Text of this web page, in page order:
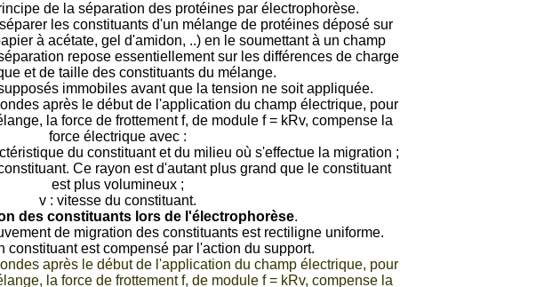
de la séparation des protéines par électrophorèse.
les constituants d'un mélange de protéines déposé sur
à acétate, gel d'amidon, ..) en le soumettant à un champ
repose essentiellement sur les différences de charge
et de taille des constituants du mélange.
immobiles avant que la tension ne soit appliquée.
après le début de l'application du champ électrique, pour
la force de frottement f, de module f = kRv, compense la
force électrique avec :
du constituant et du milieu où s'effectue la migration ;
Ce rayon est d'autant plus grand que le constituant
est plus volumineux ;
v : vitesse du constituant.
des constituants lors de l'électrophorèse.
de migration des constituants est rectiligne uniforme.
constituant est compensé par l'action du support.
après le début de l'application du champ électrique, pour
la force de frottement f, de module f = kRv, compense la